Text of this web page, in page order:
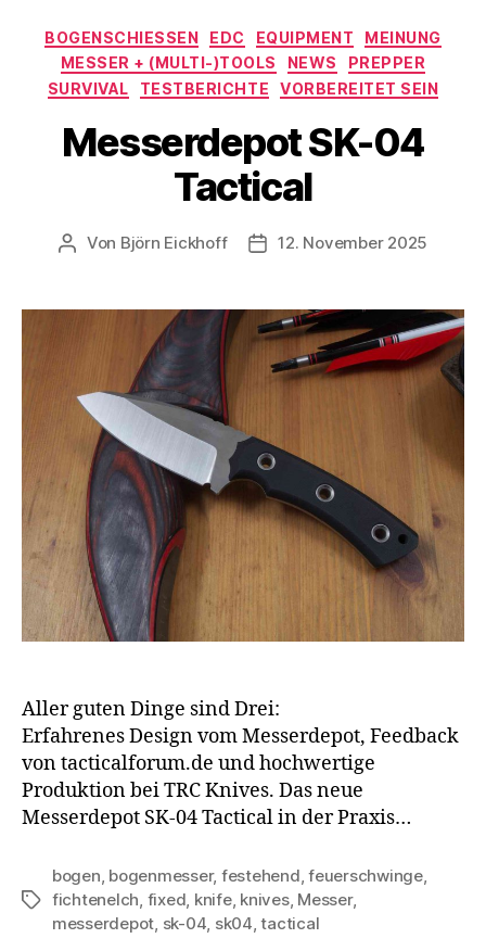
Kategorien
BOGENSCHIESSEN EDC EQUIPMENT
MEINUNG
MESSER + (MULTI-)TOOLS
NEWS
PREPPER
SURVIVAL
TESTBERICHTE VORBEREITET SEIN
Messerdepot SK-04
Tactical
Beitragsautor
Von Björn Eickhoff Veröffentlichungsdatum
12. November 2025
Aller guten Dinge sind Drei:
Erfahrenes Design vom Messerdepot, Feedback
von tacticalforum.de und hochwertige
Produktion bei TRC Knives. Das neue
Messerdepot SK-04 Tactical in der Praxis…
Schlagwörter
bogen, bogenmesser, festehend,feuerschwinge,
fichtenelch, fixed, knife, knives, Messer,
messerdepot, sk-04, sk04,tactical